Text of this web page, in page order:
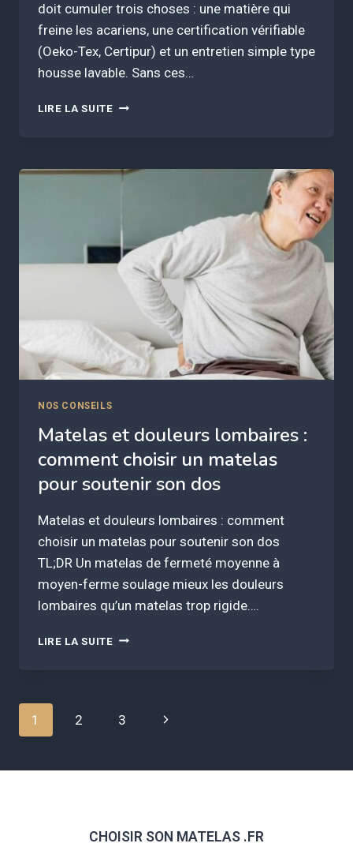
doit cumuler trois choses : une matière qui
freine les acariens, une certification vérifiable
(Oeko-Tex, Certipur) et un entretien simple type
housse lavable. Sans ces…
LIRE LA SUITEMATELAS
CHOISIR
COMBAT
LES
ALLERGIES
NOS CONSEILS
Matelas et douleurs lombaires :
comment choisir un matelas
pour soutenir son dos
Matelas et douleurs lombaires : comment
choisir un matelas pour soutenir son dos
TL;DR Un matelas de fermeté moyenne à
moyen-ferme soulage mieux les douleurs
lombaires qu’un matelas trop rigide….
LIRE LA SUITEMATELAS
COMMENT
MATELAS
DOS
Navigation
page
1 2 3
Page
CHOISIR SON MATELAS .FR